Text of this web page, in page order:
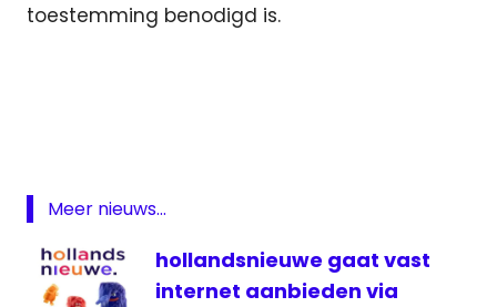
toestemming benodigd is.
HD
televisie
Meer nieuws...
hollandsnieuwe gaat vast
internet aanbieden via